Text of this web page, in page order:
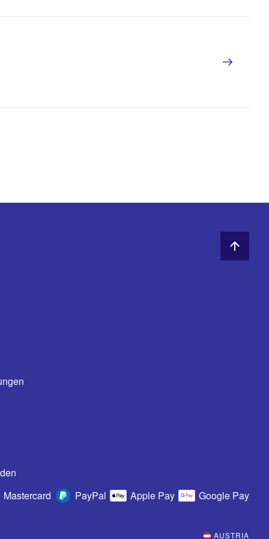
Mastercard
PayPal Apple Pay Google Pay
AUSTRIA